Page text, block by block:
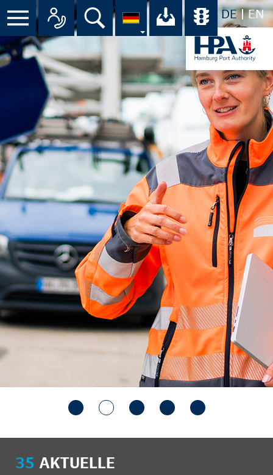
DE EN
Menü Alle Ansprechpartner im
Suche Ihr Download-
35 AKTUELLE